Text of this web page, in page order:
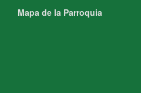
Mapa de la Parroquia